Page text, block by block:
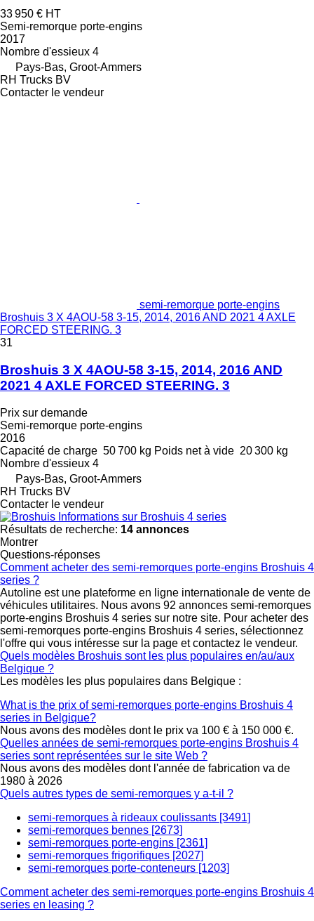
33 950 € HT
Semi-remorque porte-engins
2017
Nombre d'essieux 4
Pays-Bas, Groot-Ammers
RH Trucks BV
Contacter le vendeur
semi-remorque porte-engins
Broshuis 3 X 4AOU-58 3-15, 2014, 2016 AND 2021 4 AXLE
FORCED STEERING. 3
31
Broshuis 3 X 4AOU-58 3-15, 2014, 2016 AND
2021 4 AXLE FORCED STEERING. 3
Prix sur demande
Semi-remorque porte-engins
2016
Capacité de charge 50 700 kg Poids net à vide 20 300 kg
Nombre d'essieux 4
Pays-Bas, Groot-Ammers
RH Trucks BV
Contacter le vendeur
Informations sur Broshuis 4 series
Résultats de recherche: 14 annonces
Montrer
Questions-réponses
Comment acheter des semi-remorques porte-engins Broshuis 4
series ?
Autoline est une plateforme en ligne internationale de vente de
véhicules utilitaires. Nous avons 92 annonces semi-remorques
porte-engins Broshuis 4 series sur notre site. Pour acheter des
semi-remorques porte-engins Broshuis 4 series, sélectionnez
l'offre qui vous intéresse sur la page et contactez le vendeur.
Quels modèles Broshuis sont les plus populaires en/au/aux
Belgique ?
Les modèles les plus populaires dans Belgique :
What is the prix of semi-remorques porte-engins Broshuis 4
series in Belgique?
Nous avons des modèles dont le prix va 100 € à 150 000 €.
Quelles années de semi-remorques porte-engins Broshuis 4
series sont représentées sur le site Web ?
Nous avons des modèles dont l'année de fabrication va de
1980 à 2026
Quels autres types de semi-remorques y a-t-il ?
semi-remorques à rideaux coulissants [3491]
semi-remorques bennes [2673]
semi-remorques porte-engins [2361]
semi-remorques frigorifiques [2027]
semi-remorques porte-conteneurs [1203]
Comment acheter des semi-remorques porte-engins Broshuis 4
series en leasing ?